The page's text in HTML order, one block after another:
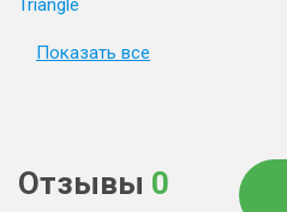
Triangle
Показать все
Отзывы 0